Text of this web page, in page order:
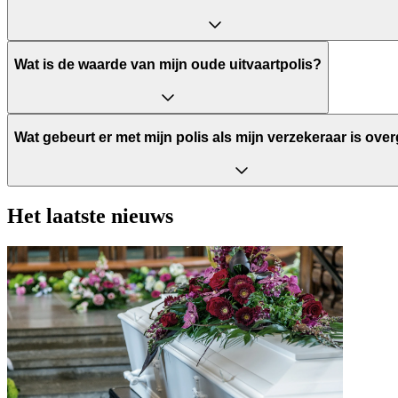
Wat is de waarde van mijn oude uitvaartpolis?
Wat gebeurt er met mijn polis als mijn verzekeraar is
Het laatste nieuws